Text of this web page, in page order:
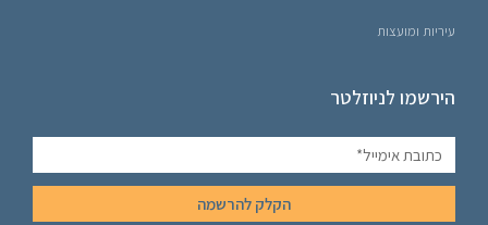
עיריות ומועצות
הירשמו לניוזלטר
הקלק להרשמה